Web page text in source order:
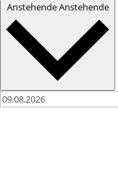
AnstehendeAnstehende